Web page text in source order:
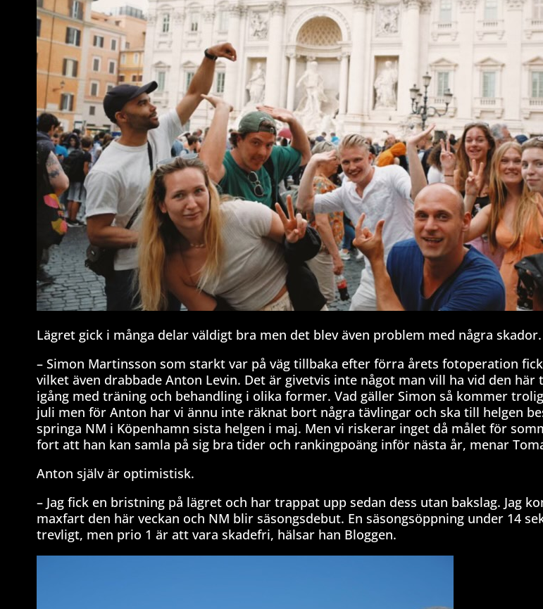
Lägret gick i många delar väldigt bra men det blev även problem med några skador.
– Simon Martinsson som starkt var på väg tillbaka efter förra årets fotoperation
vilket även drabbade Anton Levin. Det är givetvis inte något man vill ha vid den här
igång med träning och behandling i olika former. Vad gäller Simon så kommer
juli men för Anton har vi ännu inte räknat bort några tävlingar och ska till helgen
springa NM i Köpenhamn sista helgen i maj. Men vi riskerar inget då målet för
fort att han kan samla på sig bra tider och rankingpoäng inför nästa år, menar
Anton själv är optimistisk.
– Jag fick en bristning på lägret och har trappat upp sedan dess utan bakslag. Jag
maxfart den här veckan och NM blir säsongsdebut. En säsongsöppning under 14
trevligt, men prio 1 är att vara skadefri, hälsar han Bloggen.